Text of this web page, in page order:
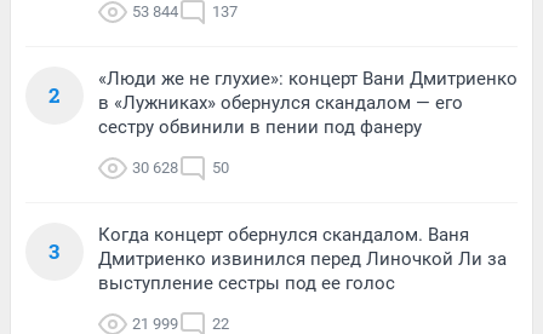
53 844 137
2
«Люди же не глухие»: концерт Вани Дмитриенко
в «Лужниках» обернулся скандалом — его
сестру обвинили в пении под фанеру
30 628 50
3
Когда концерт обернулся скандалом. Ваня
Дмитриенко извинился перед Линочкой Ли за
выступление сестры под ее голос
21 999 22